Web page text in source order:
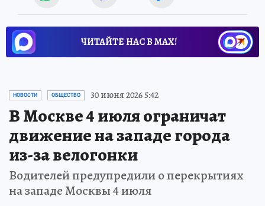
ЧИТАЙТЕ НАС В МАХ!
НОВОСТИ ОБЩЕСТВО 30 июня 2026 5:42
В Москве 4 июля ограничат
движение на западе города
из-за велогонки
Водителей предупредили о перекрытиях
на западе Москвы 4 июля